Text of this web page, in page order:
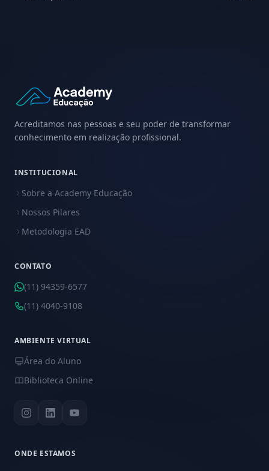
Acreditamos nas pessoas e seu poder de transformar
conhecimento em realização profissional.
INSTITUCIONAL
Sobre a Academy Educação
Nossos Pilares
Metodologia EAD
CONTATO
(11) 94359-6577
(11) 4040-9108
AMBIENTE VIRTUAL
Área do Aluno
Biblioteca Online
ONDE ESTAMOS